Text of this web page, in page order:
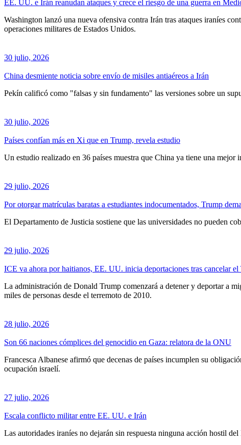
EE. UU. e Irán reanudan ataques y crece el riesgo de una guerra en
Washington lanzó una nueva ofensiva contra Irán tras ataques iraníes
operaciones militares de Estados Unidos.
30 julio, 2026
China desmiente noticia sobre envío de misiles antiaéreos a Irán
Pekín calificó como "falsas y sin fundamento" las versiones sobre un
30 julio, 2026
Países confían más en Xi que en Trump, revela estudio
Un estudio realizado en 36 países muestra que China ya tiene una
29 julio, 2026
Por otorgar matrículas baratas a estudiantes indocumentados, Trump
El Departamento de Justicia sostiene que las universidades no pueden
29 julio, 2026
ICE va ahora por haitianos, EE. UU. inicia deportaciones tras cancelar el
La administración de Donald Trump comenzará a detener y deportar a
miles de personas desde el terremoto de 2010.
28 julio, 2026
Son 66 naciones cómplices del genocidio en Gaza: relatora de la ONU
Francesca Albanese afirmó que decenas de países incumplen su
ocupación israelí.
27 julio, 2026
Escala conflicto militar entre EE. UU. e Irán
Las autoridades iraníes no dejarán sin respuesta ninguna acción hostil